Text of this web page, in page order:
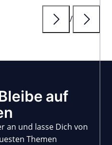
/
auf
an und lasse Dich von
Themen